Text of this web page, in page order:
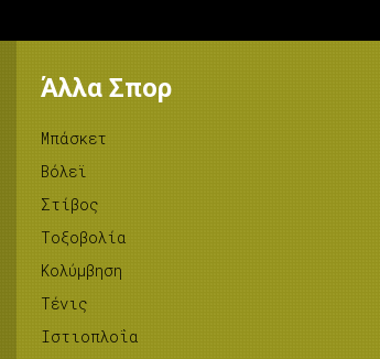
Άλλα Σπορ
Μπάσκετ
Βόλεϊ
Στίβος
Tοξοβολία
Κολύμβηση
Τένις
Ιστιοπλοΐα